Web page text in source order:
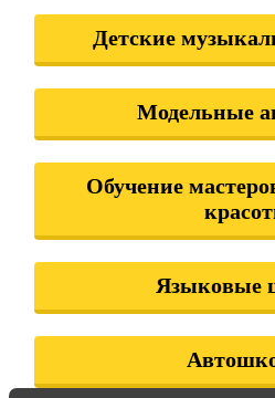
Детские
Модельные
Обучение
Языковые